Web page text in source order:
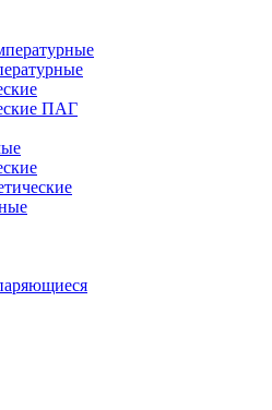
ПАГ